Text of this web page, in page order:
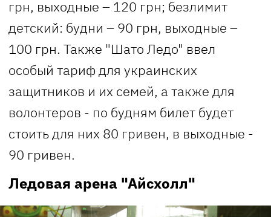
грн, выходные – 120 грн; безлимит
детский: будни – 90 грн, выходные –
100 грн. Также "Шато Ледо" ввел
особый тариф для украинских
защитников и их семей, а также для
волонтеров - по будням билет будет
стоить для них 80 гривен, в выходные -
90 гривен.
Ледовая арена "Айсхолл"